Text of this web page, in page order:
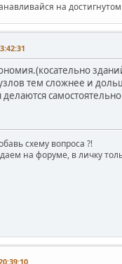
на
тем сложнее и
делаются
схему вопроса ?!
на форуме, в личку